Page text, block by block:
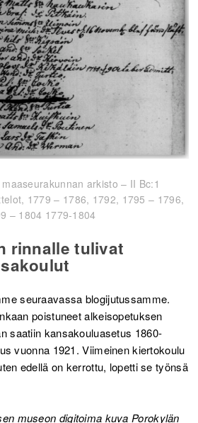
arkisto – II Bc:1
1779 – 1786, 1792, 1795 – 1796,
– 1804 1779-1804
rinnalle tulivat
seuraavassa blogijutussamme.
poistuneet alkeisopetuksen
saatiin kansakouluasetus 1860-
vuonna 1921. Viimeinen kiertokoulu
edellä on kerrottu, lopetti se työnsä
museon digitoima kuva Porokylän